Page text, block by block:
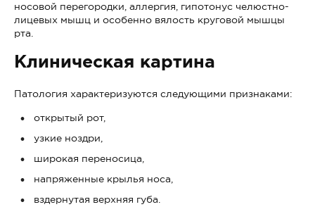
носовой перегородки, аллергия, гипотонус челюстно-
лицевых мышц и особенно вялость круговой мышцы
рта.
Клиническая картина
Патология характеризуются следующими признаками:
открытый рот,
узкие ноздри,
широкая переносица,
напряженные крылья носа,
вздернутая верхняя губа.